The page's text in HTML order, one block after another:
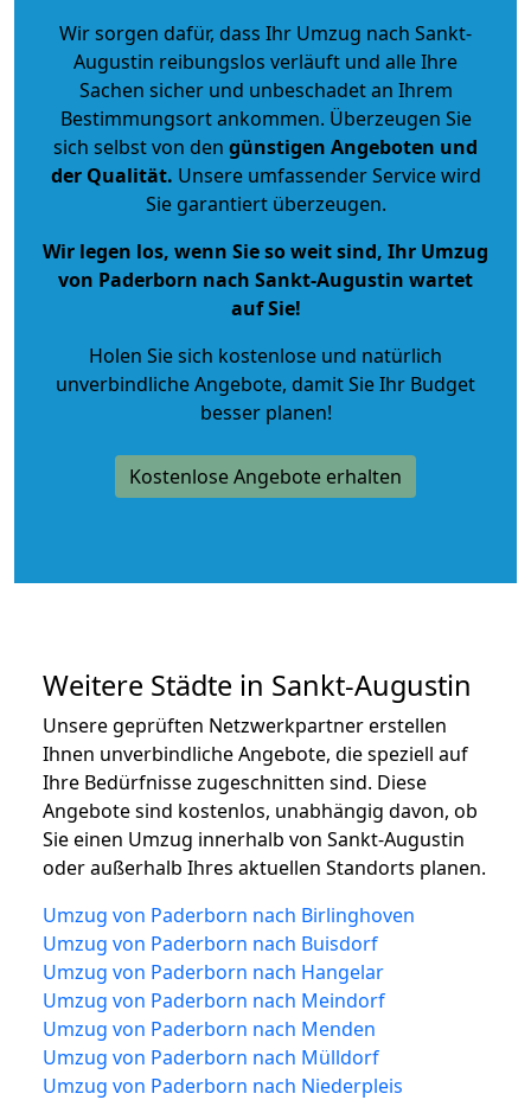
Wir sorgen dafür, dass Ihr Umzug nach Sankt-
Augustin reibungslos verläuft und alle Ihre
Sachen sicher und unbeschadet an Ihrem
Bestimmungsort ankommen. Überzeugen Sie
sich selbst von den günstigen Angeboten und
der Qualität. Unsere umfassender Service wird
Sie garantiert überzeugen.
Wir legen los, wenn Sie so weit sind, Ihr Umzug
von Paderborn nach Sankt-Augustin wartet
auf Sie!
Holen Sie sich kostenlose und natürlich
unverbindliche Angebote, damit Sie Ihr Budget
besser planen!
Kostenlose Angebote erhalten
Weitere Städte in Sankt-Augustin
Unsere geprüften Netzwerkpartner erstellen
Ihnen unverbindliche Angebote, die speziell auf
Ihre Bedürfnisse zugeschnitten sind. Diese
Angebote sind kostenlos, unabhängig davon, ob
Sie einen Umzug innerhalb von Sankt-Augustin
oder außerhalb Ihres aktuellen Standorts planen.
Umzug von Paderborn nach Birlinghoven
Umzug von Paderborn nach Buisdorf
Umzug von Paderborn nach Hangelar
Umzug von Paderborn nach Meindorf
Umzug von Paderborn nach Menden
Umzug von Paderborn nach Mülldorf
Umzug von Paderborn nach Niederpleis